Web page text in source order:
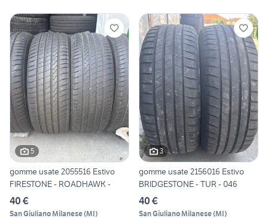
5
gomme usate 2055516 Estivo
FIRESTONE - ROADHAWK -
40 €
San Giuliano Milanese(MI)
3
gomme usate 2156016 Estivo
BRIDGESTONE - TUR - 046
40 €
San Giuliano Milanese(MI)